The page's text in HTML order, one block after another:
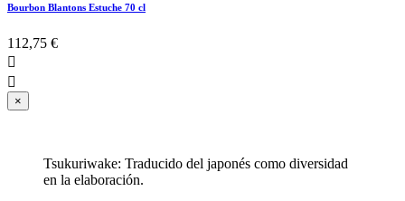
Bourbon Blantons Estuche 70 cl
112,75 €


×
Tsukuriwake: Traducido del japonés como diversidad
en la elaboración.